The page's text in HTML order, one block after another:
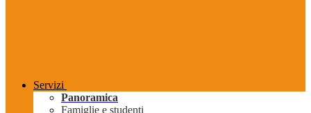
Servizi
Panoramica
Famiglie e studenti